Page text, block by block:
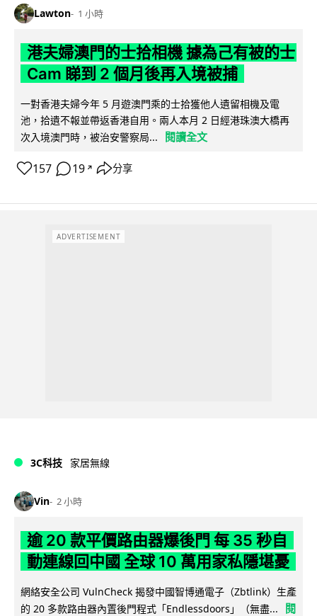
Lawton 1 小時
港夫婦澳門的士拾相機 據為己有被的士
Cam 睇到 2 個月後再入境被捕
一對香港夫婦今年 5 月遊澳門乘的士拾獲他人遺留相機及電
池，拾遺不報並帶返香港自用。兩人本月 2 日經港珠澳大橋再
次入境澳門時，被治安警察局...
閱讀全文
157 19 ↗ 分享
ADVERTISEMENT
3C科技 家居無線
Vin 2 小時
逾 20 款平價路由器爆後門 每 35 秒自
動連線回中國 全球 10 萬用家私隱堪憂
網絡安全公司 VulnCheck 揭發中國智博通電子（Zbtlink）生產
的 20 多款路由器內置後門程式「Endlessdoors」（無盡...
閱